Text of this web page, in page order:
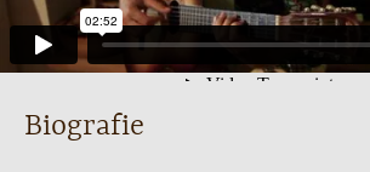
Biografie